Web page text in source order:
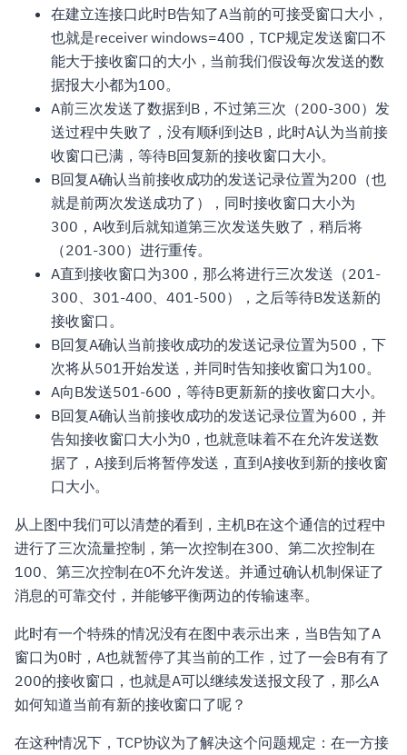
在建立连接口此时B告知了A当前的可接受窗口大小，
也就是receiver windows=400，TCP规定发送窗口不
能大于接收窗口的大小，当前我们假设每次发送的数
据报大小都为100。
A前三次发送了数据到B，不过第三次（200-300）发
送过程中失败了，没有顺利到达B，此时A认为当前接
收窗口已满，等待B回复新的接收窗口大小。
B回复A确认当前接收成功的发送记录位置为200（也
就是前两次发送成功了），同时接收窗口大小为
300，A收到后就知道第三次发送失败了，稍后将
（201-300）进行重传。
A直到接收窗口为300，那么将进行三次发送（201-
300、301-400、401-500），之后等待B发送新的
接收窗口。
B回复A确认当前接收成功的发送记录位置为500，下
次将从501开始发送，并同时告知接收窗口为100。
A向B发送501-600，等待B更新新的接收窗口大小。
B回复A确认当前接收成功的发送记录位置为600，并
告知接收窗口大小为0，也就意味着不在允许发送数
据了，A接到后将暂停发送，直到A接收到新的接收窗
口大小。
从上图中我们可以清楚的看到，主机B在这个通信的过程中
进行了三次流量控制，第一次控制在300、第二次控制在
100、第三次控制在0不允许发送。并通过确认机制保证了
消息的可靠交付，并能够平衡两边的传输速率。
此时有一个特殊的情况没有在图中表示出来，当B告知了A
窗口为0时，A也就暂停了其当前的工作，过了一会B有有了
200的接收窗口，也就是A可以继续发送报文段了，那么A
如何知道当前有新的接收窗口了呢？
在这种情况下，TCP协议为了解决这个问题规定：在一方接